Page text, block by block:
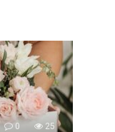
0 25